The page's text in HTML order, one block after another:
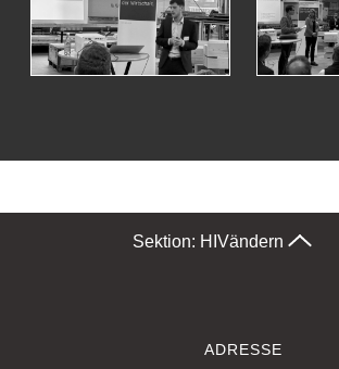
Sektion: HIVändern
ADRESSE